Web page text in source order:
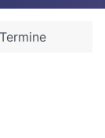
for results.
Termine